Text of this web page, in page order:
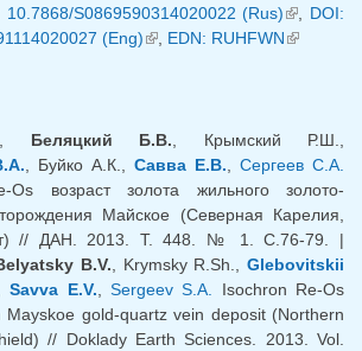
10.7868/S0869590314020022 (Rus)(link is
external)
, DOI:
(Eng)(link is external)
, EDN: RUHFWN(link is
Беляцкий Б.В. , Крымский Р.Ш.,
, Буйко А.К., Савва Е.В.
Сергеев С.А.
Os возраст золота жильного золото-
Майское (Северная Карелия,
// ДАН. 2013. Т. 448. № 1. С.76-79. |
B.V. , Krymsky R.Sh.,Glebovitskii
Savva E.V. Sergeev S.A.
Isochron Re-Os
gold-quartz vein deposit (Northern
// Doklady Earth Sciences. 2013. Vol.